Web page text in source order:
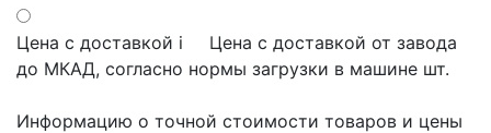
Цена с доставкой i
Цена с доставкой от завода
до МКАД, согласно нормы загрузки в машине шт.
Информацию о точной стоимости товаров и цены